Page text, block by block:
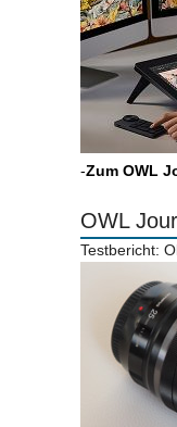
-Zum OWL
OWL
Testbericht: